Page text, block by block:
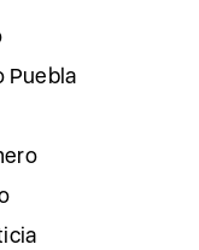
Puebla